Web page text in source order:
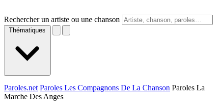
Rechercher un artiste ou une chanson
Thématiques
Paroles.net Paroles Les Compagnons De La Chanson Paroles La
Marche Des Anges